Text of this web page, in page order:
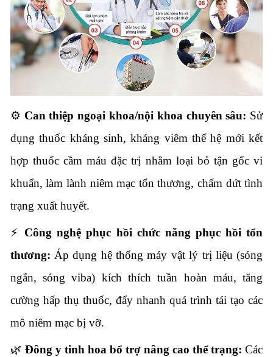
⚙️ Can thiệp ngoại khoa/nội khoa chuyên sâu: Sử
dụng thuốc kháng sinh, kháng viêm thế hệ mới kết
hợp thuốc cầm máu đặc trị nhằm loại bỏ tận gốc vi
khuẩn, làm lành niêm mạc tổn thương, chấm dứt tình
trạng xuất huyết.
⚡ Công nghệ phục hồi chức năng phục hồi tổn
thương: Áp dụng hệ thống máy vật lý trị liệu (sóng
ngắn, sóng viba) kích thích tuần hoàn máu, tăng
cường hấp thụ thuốc, đẩy nhanh quá trình tái tạo các
mô niêm mạc bị vỡ.
🌿 Đông y tinh hoa bổ trợ nâng cao thể trạng: Các